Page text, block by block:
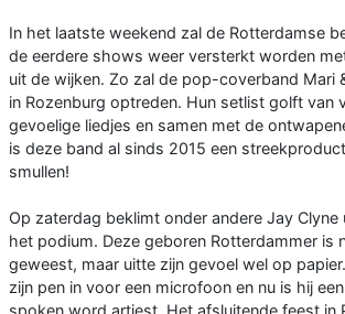
In het laatste weekend zal de Rotterdamse
de eerdere shows weer versterkt worden
uit de wijken. Zo zal de pop-coverband Mari
in Rozenburg optreden. Hun setlist golft van
gevoelige liedjes en samen met de
is deze band al sinds 2015 een
smullen!
Op zaterdag beklimt onder andere Jay Clyne
het podium. Deze geboren Rotterdammer is
geweest, maar uitte zijn gevoel wel op
zijn pen in voor een microfoon en nu is hij
spoken word artiest. Het afsluitende feest in